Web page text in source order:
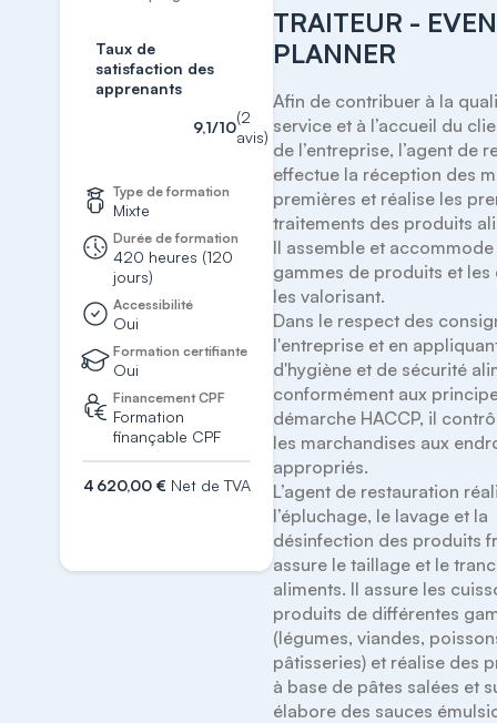
Taux de
satisfaction des
apprenants
9,1/10
(2
avis)
Type de formation
Mixte
Durée de formation
420 heures (120
jours)
Accessibilité
Oui
Formation certifiante
Oui
Financement CPF
Formation
finançable CPF
4 620,00 € Net de TVA
TRAITEUR -
PLANNER
Afin de contribuer à la
service et à l’accueil du
de l’entreprise, l’agent de
effectue la réception des
premières et réalise les
traitements des produits
Il assemble et
gammes de produits et les
les valorisant.
Dans le respect des
l'entreprise et en
d'hygiène et de sécurité
conformément aux
démarche HACCP, il
les marchandises aux
appropriés.
L’agent de restauration
l’épluchage, le lavage et la
désinfection des produits
assure le taillage et le
aliments. Il assure les
produits de différentes
(légumes, viandes,
pâtisseries) et réalise des
à base de pâtes salées et
élabore des sauces